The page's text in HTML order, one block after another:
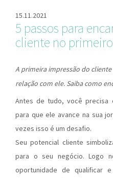
15.11.2021
5 passos para
cliente no
A primeira impressão do
relação com ele. Saiba como
Antes de tudo, você precisa
para que ele avance na sua
vezes isso é um desafio.
Seu potencial cliente
para o seu negócio. Logo
oportunidade de qualificar